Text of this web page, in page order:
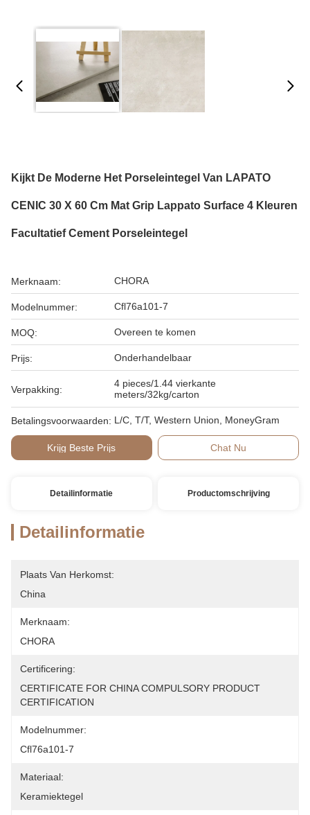
Kijkt De Moderne Het Porseleintegel Van LAPATO
CENIC 30 X 60 Cm Mat Grip Lappato Surface 4 Kleuren
Facultatief Cement Porseleintegel
Merknaam: CHORA
Modelnummer: Cfl76a101-7
MOQ: Overeen te komen
Prijs: Onderhandelbaar
Verpakking:
4 pieces/1.44 vierkante
meters/32kg/carton
Betalingsvoorwaarden: L/C, T/T, Western Union, MoneyGram
Krijg Beste Prijs Chat Nu
Detailinformatie Productomschrijving
Detailinformatie
Plaats Van Herkomst:
China
Merknaam:
CHORA
Certificering:
CERTIFICATE FOR CHINA COMPULSORY PRODUCT
CERTIFICATION
Modelnummer:
Cfl76a101-7
Materiaal:
Keramiektegel